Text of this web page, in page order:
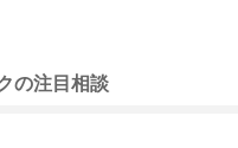
の注目相談